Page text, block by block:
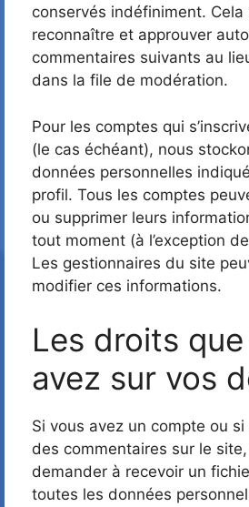
conservés indéfiniment. Cela
reconnaître et approuver
commentaires suivants au
dans la file de modération.
Pour les comptes qui
(le cas échéant), nous
données personnelles
profil. Tous les comptes
ou supprimer leurs
tout moment (à l’exception
Les gestionnaires du site
modifier ces informations.
Les droits
avez sur vos
Si vous avez un compte ou
des commentaires sur le
demander à recevoir un
toutes les données